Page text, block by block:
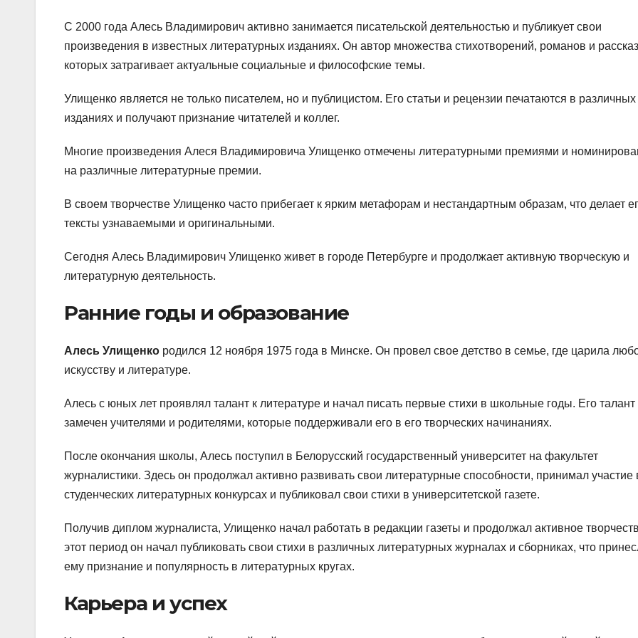
С 2000 года Алесь Владимирович активно занимается писательской деятельностью и публикует свои
произведения в известных литературных изданиях. Он автор множества стихотворений, романов и
которых затрагивает актуальные социальные и философские темы.
Улищенко является не только писателем, но и публицистом. Его статьи и рецензии печатаются в различных
изданиях и получают признание читателей и коллег.
Многие произведения Алеся Владимировича Улищенко отмечены литературными премиями и
на различные литературные премии.
В своем творчестве Улищенко часто прибегает к ярким метафорам и нестандартным образам, что делает
тексты узнаваемыми и оригинальными.
Сегодня Алесь Владимирович Улищенко живет в городе Петербурге и продолжает активную творческую и
литературную деятельность.
Ранние годы и образование
Алесь Улищенко родился 12 ноября 1975 года в Минске. Он провел свое детство в семье, где царила
искусству и литературе.
Алесь с юных лет проявлял талант к литературе и начал писать первые стихи в школьные годы. Его
замечен учителями и родителями, которые поддерживали его в его творческих начинаниях.
После окончания школы, Алесь поступил в Белорусский государственный университет на факультет
журналистики. Здесь он продолжал активно развивать свои литературные способности, принимал участие
студенческих литературных конкурсах и публиковал свои стихи в университетской газете.
Получив диплом журналиста, Улищенко начал работать в редакции газеты и продолжал активное
этот период он начал публиковать свои стихи в различных литературных журналах и сборниках, что
ему признание и популярность в литературных кругах.
Карьера и успех